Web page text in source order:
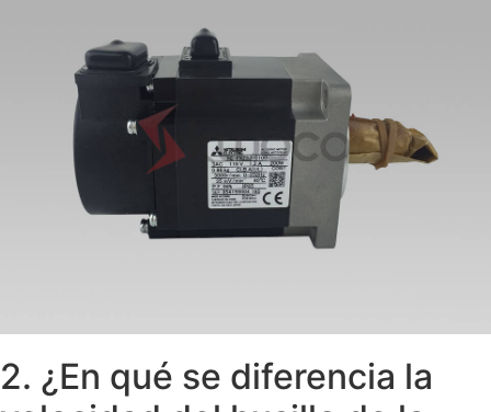
2. ¿En qué se diferencia la